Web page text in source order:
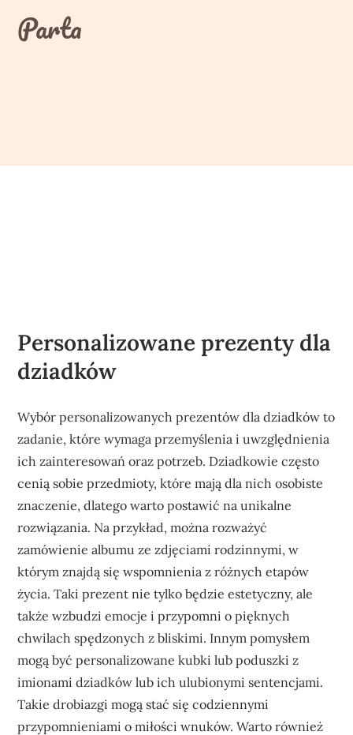
contentParta
Personalizowane prezenty dla
dziadków
Wybór personalizowanych prezentów dla dziadków to
zadanie, które wymaga przemyślenia i uwzględnienia
ich zainteresowań oraz potrzeb. Dziadkowie często
cenią sobie przedmioty, które mają dla nich osobiste
znaczenie, dlatego warto postawić na unikalne
rozwiązania. Na przykład, można rozważyć
zamówienie albumu ze zdjęciami rodzinnymi, w
którym znajdą się wspomnienia z różnych etapów
życia. Taki prezent nie tylko będzie estetyczny, ale
także wzbudzi emocje i przypomni o pięknych
chwilach spędzonych z bliskimi. Innym pomysłem
mogą być personalizowane kubki lub poduszki z
imionami dziadków lub ich ulubionymi sentencjami.
Takie drobiazgi mogą stać się codziennymi
przypomnieniami o miłości wnuków. Warto również